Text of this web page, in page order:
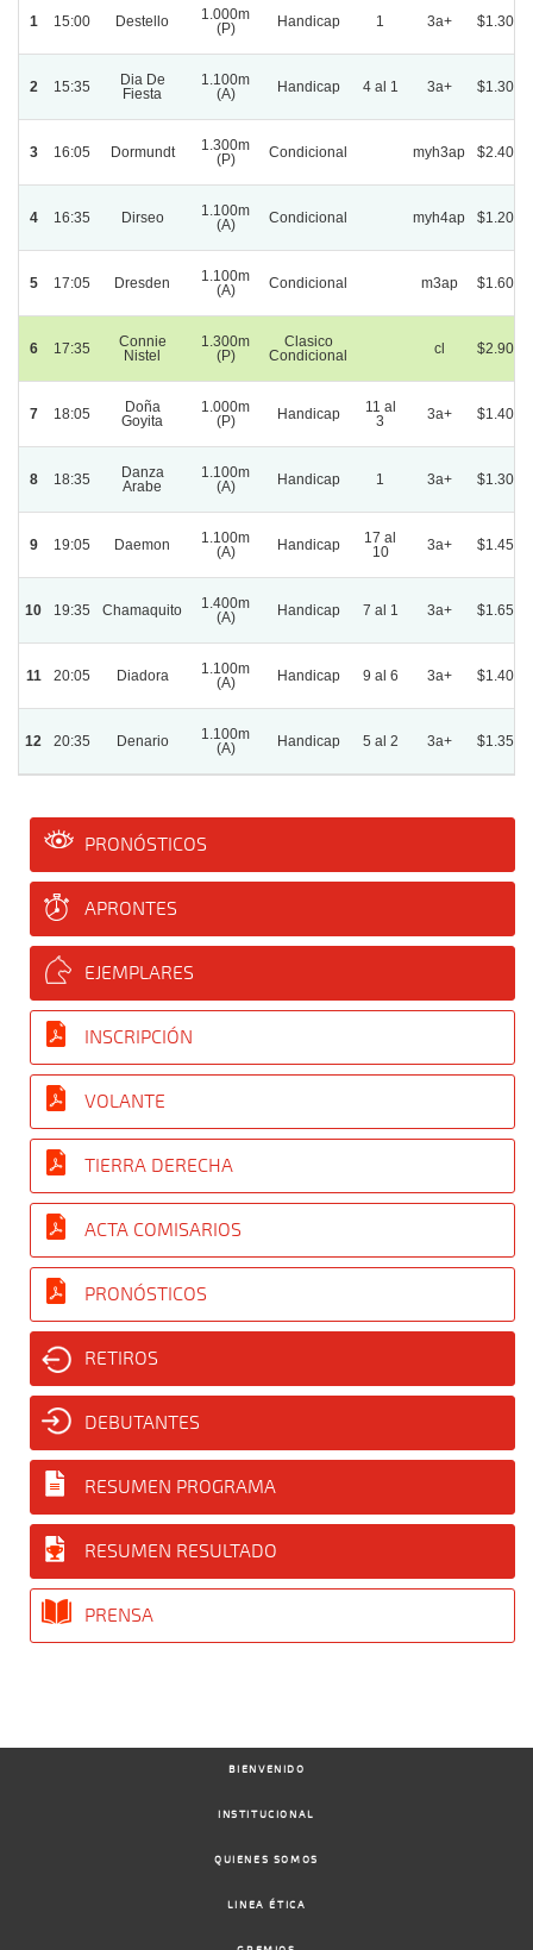
1 15:00 Destello
1.000m
(P)
Handicap 1 3a+
2 15:35
Dia De
Fiesta
1.100m
(A)
Handicap 4 al 1 3a+
3 16:05 Dormundt
1.300m
(P)
Condicional myh3ap
4 16:35 Dirseo
1.100m
(A)
Condicional myh4ap
5 17:05 Dresden
1.100m
(A)
Condicional m3ap
6 17:35
Connie
Nistel
1.300m
(P)
Clasico
Condicional
cl
7 18:05
Doña
Goyita
1.000m
(P)
Handicap
11 al
3
3a+
8 18:35
Danza
Arabe
1.100m
(A)
Handicap 1 3a+
9 19:05 Daemon
1.100m
(A)
Handicap
17 al
10
3a+
10 19:35 Chamaquito
1.400m
(A)
Handicap 7 al 1 3a+
11 20:05 Diadora
1.100m
(A)
Handicap 9 al 6 3a+
12 20:35 Denario
1.100m
(A)
Handicap 5 al 2 3a+
PRONÓSTICOS
APRONTES
EJEMPLARES
INSCRIPCIÓN
VOLANTE
TIERRA DERECHA
ACTA COMISARIOS
PRONÓSTICOS
RETIROS
DEBUTANTES
RESUMEN PROGRAMA
RESUMEN RESULTADO
PRENSA
BIENVENIDO
INSTITUCIONAL
QUIENES SOMOS
LINEA ÉTICA